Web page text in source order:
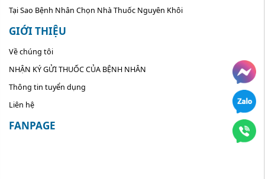
Tại Sao Bệnh Nhân Chọn Nhà Thuốc Nguyên Khôi
GIỚI THIỆU
Về chúng tôi
NHẬN KÝ GỬI THUỐC CỦA BỆNH NHÂN
Thông tin tuyển dụng
Liên hệ
FANPAGE